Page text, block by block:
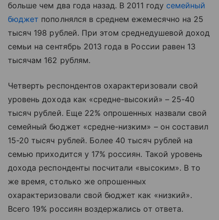
больше чем два года назад. В 2011 году семейный
бюджет пополнялся в среднем ежемесячно на 25
тысяч 198 рублей. При этом среднедушевой доход
семьи на сентябрь 2013 года в России равен 13
тысячам 162 рублям.
Четверть респондентов охарактеризовали свой
уровень дохода как «средне-высокий» – 25-40
тысяч рублей. Еще 22% опрошенных назвали свой
семейный бюджет «средне-низким» – он составил
15-20 тысяч рублей. Более 40 тысяч рублей на
семью приходится у 17% россиян. Такой уровень
дохода респонденты посчитали «высоким». В то
же время, столько же опрошенных
охарактеризовали свой бюджет как «низкий».
Всего 19% россиян воздержались от ответа.